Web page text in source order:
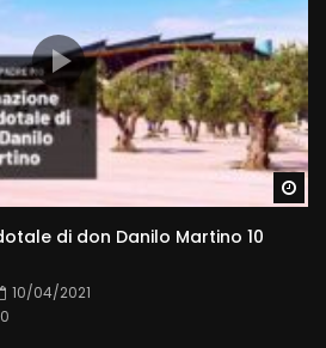
di don Danilo Martino 10
10/04/2021
0